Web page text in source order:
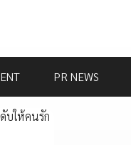
PR NEWS